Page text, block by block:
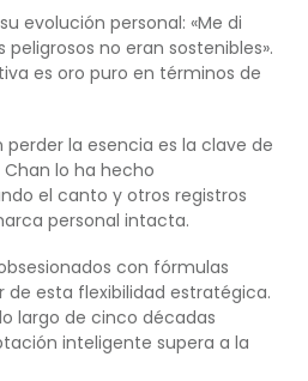
evolución personal: «Me di
no eran sostenibles».
es oro puro en términos de
la esencia es la clave de
lo ha hecho
el canto y otros registros
personal intacta.
con fórmulas
de esta flexibilidad estratégica.
largo de cinco décadas
inteligente supera a la